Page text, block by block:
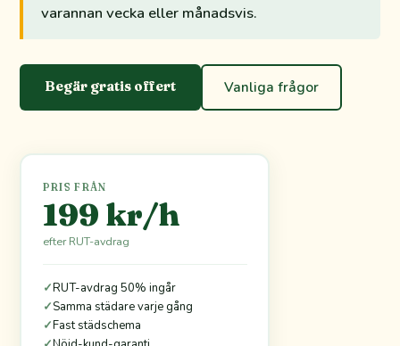
varannan vecka eller månadsvis.
Begär gratis offert Vanliga frågor
PRIS FRÅN
199 kr/h
efter RUT-avdrag
✓RUT-avdrag 50% ingår
✓Samma städare varje gång
✓Fast städschema